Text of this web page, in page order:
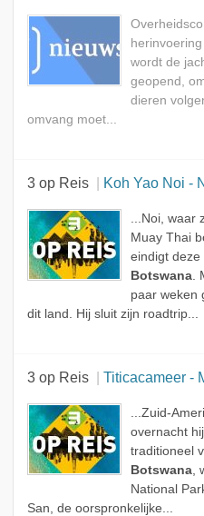
wordt de
geopend,
dieren
omvang moet...
3 op Reis Koh Yao Noi - Nxai Pan
...Noi, waar
Muay Thai
eindigt deze
Botswana.
paar weken
dit land. Hij sluit zijn roadtrip...
3 op Reis Titicacameer - Makgadikgadi
...Zuid-
overnacht
traditioneel
Botswana,
National
San, de oorspronkelijke...